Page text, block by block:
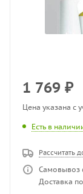
1 769 ₽
Цена указана с
Есть в
Рассчитать
Самовывоз
Доставка